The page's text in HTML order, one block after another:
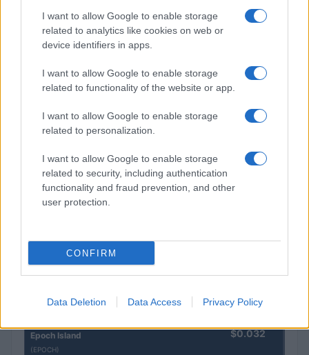
I want to allow Google to enable storage
related to analytics like cookies on web or
device identifiers in apps.
I want to allow Google to enable storage
related to functionality of the website or app.
I want to allow Google to enable storage
related to personalization.
I want to allow Google to enable storage
related to security, including authentication
functionality and fraud prevention, and other
user protection.
CONFIRM
Data Deletion Data Access Privacy Policy
Financieringsopties vergelijken: kosten, flexibiliteit en risico
Naam
(PAXG)
$83,270.00
Epoch Island
(EPOCH)
$0.032